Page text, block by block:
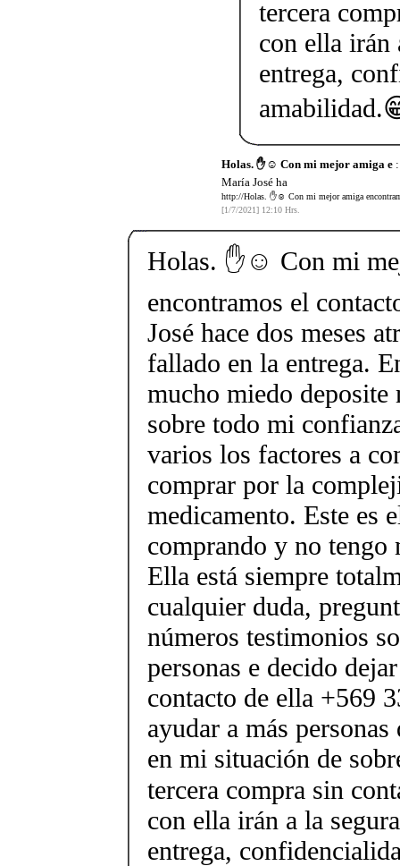
tercera
con ella irán
entrega,
Holas. ✋☺️ Con mi mejor amiga e
María José ha
http://Holas. ✋☺️ Con mi mejor amiga
[1/7/2021] 12:10 Hrs.
Holas. ✋☺️ Con mi
encontramos el
José hace dos meses
fallado en la entrega.
mucho miedo
sobre todo mi
varios los factores a
comprar por la
medicamento. Este es
comprando y no tengo
Ella está siempre
cualquier duda,
números testimonios
personas e decido
contacto de ella +569
ayudar a más personas
en mi situación de
tercera compra sin
con ella irán a la
entrega,